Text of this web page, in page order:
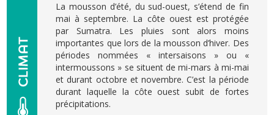
La mousson d’été, du sud-ouest, s’étend de fin
mai à septembre. La côte ouest est protégée
par Sumatra. Les pluies sont alors moins
importantes que lors de la mousson d’hiver. Des
périodes nommées « intersaisons » ou «
intermoussons » se situent de mi-mars à mi-mai
et durant octobre et novembre. C’est la période
durant laquelle la côte ouest subit de fortes
précipitations.